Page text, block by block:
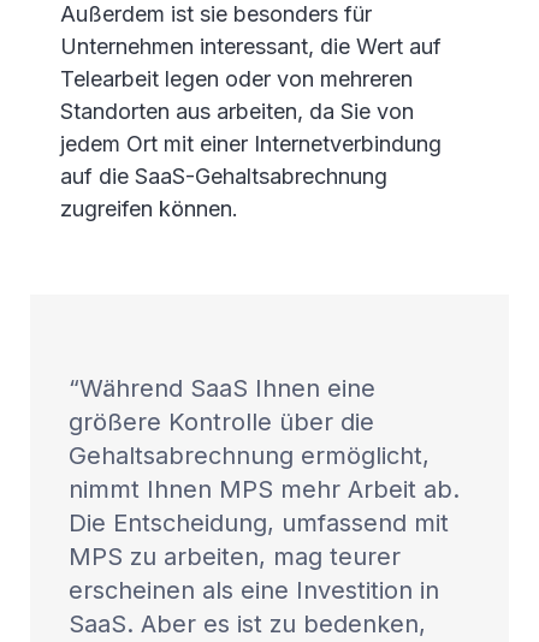
Außerdem ist sie besonders für
Unternehmen interessant, die Wert auf
Telearbeit legen oder von mehreren
Standorten aus arbeiten, da Sie von
jedem Ort mit einer Internetverbindung
auf die SaaS-Gehaltsabrechnung
zugreifen können.
Während SaaS Ihnen eine
größere Kontrolle über die
Gehaltsabrechnung ermöglicht,
nimmt Ihnen MPS mehr Arbeit ab.
Die Entscheidung, umfassend mit
MPS zu arbeiten, mag teurer
erscheinen als eine Investition in
SaaS. Aber es ist zu bedenken,